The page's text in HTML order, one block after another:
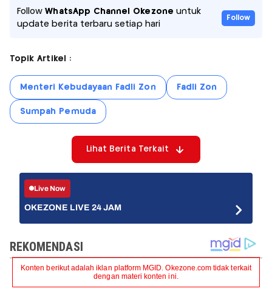
FollowWhatsApp Channel Okezone untuk
update berita terbaru setiap hari
Follow
Topik Artikel :
Menteri Kebudayaan Fadli Zon Fadli Zon
Sumpah Pemuda
Lihat Berita Terkait
Live Now
OKEZONE LIVE 24 JAM